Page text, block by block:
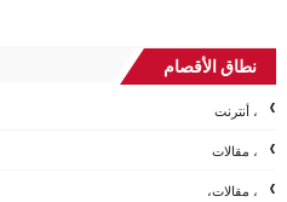
نطاق الأقصام
، أنترنت
، مقالات
، مقالات،